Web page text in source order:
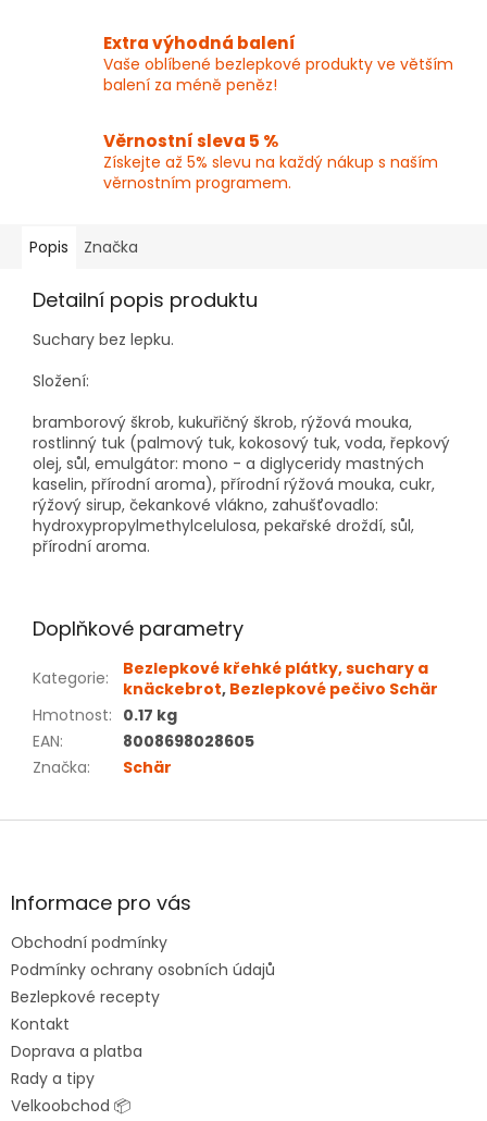
Extra výhodná balení
Vaše oblíbené bezlepkové produkty ve větším
balení za méně peněz!
Věrnostní sleva 5 %
Získejte až 5% slevu na každý nákup s naším
věrnostním programem.
Popis Značka
Detailní popis produktu
Suchary bez lepku.
Složení:
bramborový škrob, kukuřičný škrob, rýžová mouka,
rostlinný tuk (palmový tuk, kokosový tuk, voda, řepkový
olej, sůl, emulgátor: mono - a diglyceridy mastných
kaselin, přírodní aroma), přírodní rýžová mouka, cukr,
rýžový sirup, čekankové vlákno, zahušťovadlo:
hydroxypropylmethylcelulosa, pekařské droždí, sůl,
přírodní aroma.
Doplňkové parametry
Kategorie:
Bezlepkové křehké plátky, suchary a
knäckebrot, Bezlepkové pečivo Schär
Hmotnost: 0.17 kg
EAN:
8008698028605
Značka: Schär
Z
aInformace pro vás
Obchodní podmínky
Podmínky ochrany osobních údajů
Bezlepkové recepty
Kontakt
Doprava a platba
Rady a tipy
Velkoobchod 📦